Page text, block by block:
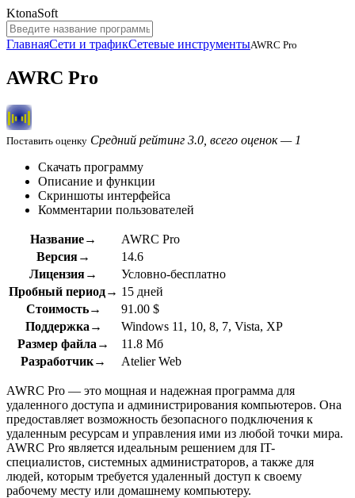
KtonaSoft
ГлавнаяСети и трафикСетевые инструментыAWRC Pro
AWRC Pro
Поставить оценку Средний рейтинг 3.0, всего оценок — 1
Скачать программу
Описание и функции
Скриншоты интерфейса
Комментарии пользователей
Название→
AWRC Pro
Версия→
14.6
Лицензия→
Условно-бесплатно
Пробный период→ 15 дней
Стоимость→
91.00 $
Поддержка→
Windows 11, 10, 8, 7, Vista, XP
Размер файла→
11.8 Мб
Разработчик→
Atelier Web
AWRC Pro — это мощная и надежная программа для
удаленного доступа и администрирования компьютеров. Она
предоставляет возможность безопасного подключения к
удаленным ресурсам и управления ими из любой точки мира.
AWRC Pro является идеальным решением для IT-
специалистов, системных администраторов, а также для
людей, которым требуется удаленный доступ к своему
рабочему месту или домашнему компьютеру.